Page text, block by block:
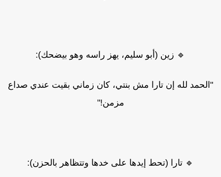
🔹 زين (أبو سليم، يهز راسه وهو بيضحك):
لله إن تارا مش بنتي، كان زماني بقيت عندي صداع
مزمن!"
🔹 تارا (تحط إيدها على خدها وتتظاهر بالحزن):